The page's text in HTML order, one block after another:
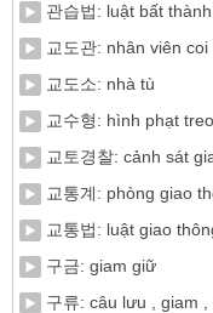
관습법: luật bất
교도관: nhân viên coi
교도소: nhà tù
교수형: hình phạt
교토경찰: cảnh sát
교통계: phòng giao
교통법: luật giao
구금: giam giữ
구류: câu lưu , giam